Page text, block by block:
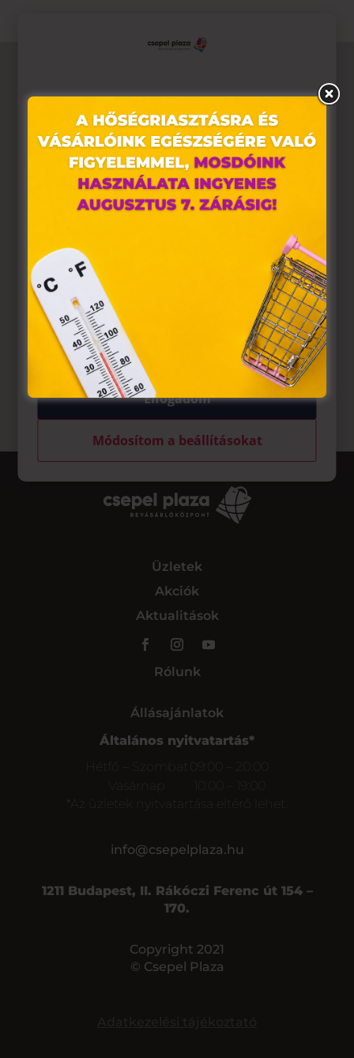
Üzletek
Akciók
Aktualitások
Rólunk
Állásajánlatok
Általános nyitvatartás*
Hétfő – Szombat
09:00 – 20:00
Vasárnap
*Az üzletek nyitvatartása eltérő lehet.
info@csepelplaza.hu
1211 Budapest, II. Rákóczi Ferenc út 154 –
170.
Copyright 2021
© Csepel Plaza
Weboldalunkon „cookie"-kat (továbbiakban „süti")
alkalmazunk. Ezek olyan fájlok, melyek információt tárolnak
webes böngészőjében. Ehhez az Ön hozzájárulása
szükséges.
A „sütiket" az elektronikus hírközlésről szóló 2003. évi C.
törvény, az elektronikus kereskedelmi szolgáltatások, az
információs társadalommal összefüggő szolgáltatások
egyes kérdéseiről szóló 2001. évi CVIII. törvény, valamint az
Európai Unió előírásainak megfelelően használjuk. Azon
weblapoknak, melyek az Európai Unió országain belül
működnek, a „sütik" használatához, és ezeknek a
felhasználó számítógépén vagy egyéb eszközén történő
tárolásához a felhasználók hozzájárulását kell kérniük.
Elfogadom
Módosítom a beállításokat